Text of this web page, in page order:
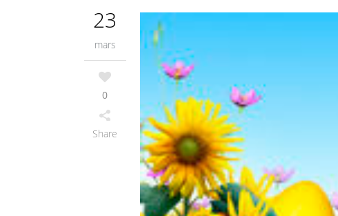
23
mars
0
Share